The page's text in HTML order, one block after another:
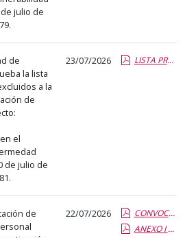
julio de
de
la lista
a la
de
el
de julio de
23/07/2026 LISTA PROVISIONAL ADMT Y EXCL CP26-81.pdf.pdf
de
22/07/2026
CONVOCATORIA CP26-88.pdf.pdf
ANEXO I CP26-88.report.pdf.pdf